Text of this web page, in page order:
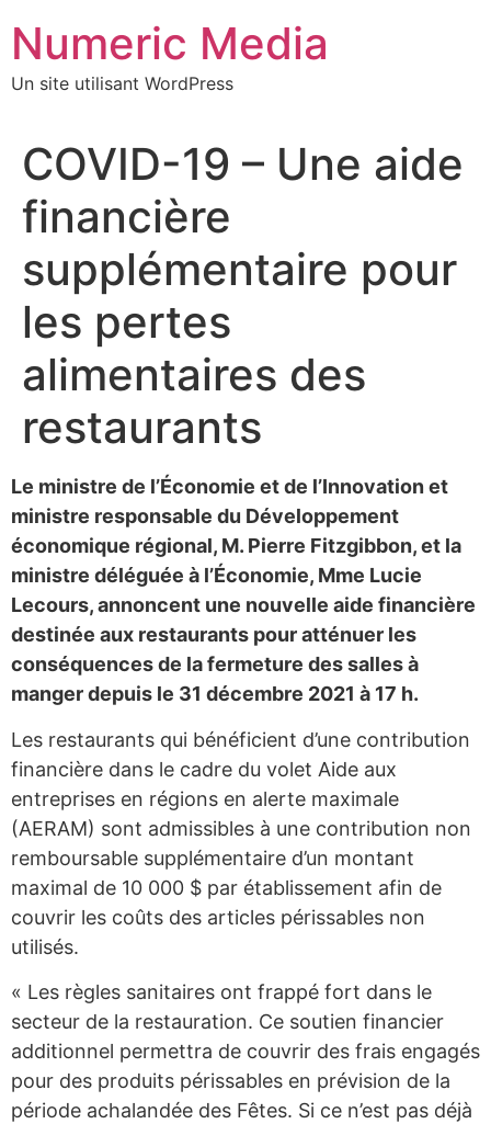
contenu
Numeric Media
Un site utilisant WordPress
COVID-19 – Une aide
financière
supplémentaire pour
les pertes
alimentaires des
restaurants
Le ministre de l’Économie et de l’Innovation et
ministre responsable du Développement
économique régional, M. Pierre Fitzgibbon, et la
ministre déléguée à l’Économie, Mme Lucie
Lecours, annoncent une nouvelle aide financière
destinée aux restaurants pour atténuer les
conséquences de la fermeture des salles à
manger depuis le 31 décembre 2021 à 17 h.
Les restaurants qui bénéficient d’une contribution
financière dans le cadre du volet Aide aux
entreprises en régions en alerte maximale
(AERAM) sont admissibles à une contribution non
remboursable supplémentaire d’un montant
maximal de 10 000 $ par établissement afin de
couvrir les coûts des articles périssables non
utilisés.
« Les règles sanitaires ont frappé fort dans le
secteur de la restauration. Ce soutien financier
additionnel permettra de couvrir des frais engagés
pour des produits périssables en prévision de la
période achalandée des Fêtes. Si ce n’est pas déjà